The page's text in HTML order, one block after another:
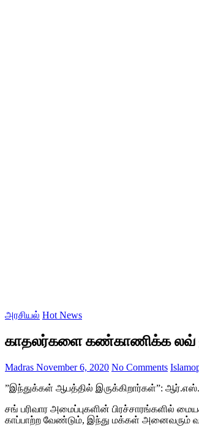
அரசியல் Hot News
காதலர்களை கண்காணிக்க லவ்
Madras November 6, 2020 No Comments
”இந்துக்கள் ஆபத்தில் இருக்கிறார்கள்”:
சங் பரிவார அமைப்புகளின் பிரச்சாரங்களில்
காப்பாற்ற வேண்டும், இந்து மக்கள் அனைவரும்